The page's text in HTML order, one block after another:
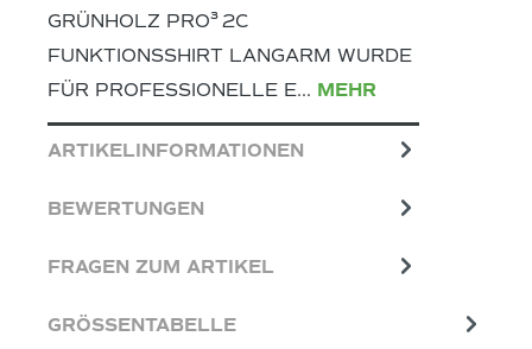
GRÜNHOLZ PRO³ 2C
FUNKTIONSSHIRT LANGARM WURDE
FÜR PROFESSIONELLE E… MEHR
ARTIKELINFORMATIONEN
BEWERTUNGEN
FRAGEN ZUM ARTIKEL
GRÖSSENTABELLE